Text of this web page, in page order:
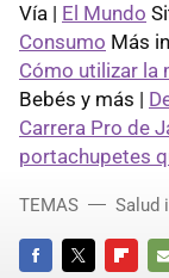
Vía | El Mundo
Consumo Más
Cómo utilizar la
Bebés y más |
Carrera Pro de
portachupetes
TEMAS Salud